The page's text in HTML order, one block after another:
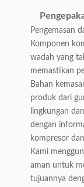
Pengemasan
Komponen
wadah yang
memastikan
Bahan
produk dari
lingkungan
dengan
kompresor
Kami
aman untuk
tujuannya